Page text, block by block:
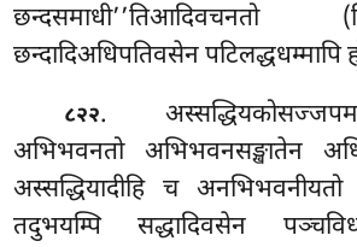
छन्दादिअधिपतिवसेन पटिलद्धधम्मापि
८२२.
अभिभवनतो अभिभवनसङ्खातेन
अस्सद्धियादीहि च अनभिभवनीयतो
तदुभयम्पि सद्धादिवसेन